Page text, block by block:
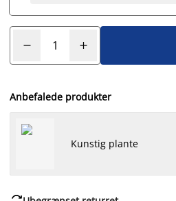
Anbefalede produkter
Kunstig plante